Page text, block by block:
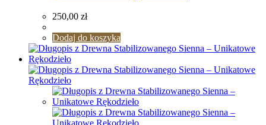
250,00 zł
Dodaj do koszyka